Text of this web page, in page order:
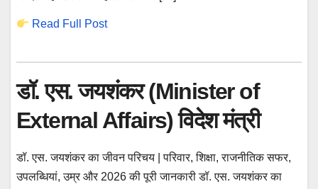
Read Full Post
डॉ. एस. जयशंकर (Minister of
External Affairs) विदेश मंत्री
डॉ. एस. जयशंकर का जीवन परिचय | परिवार, शिक्षा, राजनीतिक सफर,
उपलब्धियां, उम्र और 2026 की पूरी जानकारी डॉ. एस. जयशंकर का